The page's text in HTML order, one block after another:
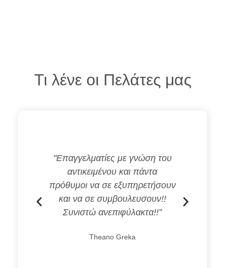
Τι λένε οι Πελάτες μας
με γνώση του
εξυπηρετήσουν
“Αξιοπιστία, εξυπηρέτηση,
έγκαιρη και έγκυρη ενημέρωση,
χαμηλές τιμές, και πάντα με
χαμόγελο η καλή μας Δήμητρα!!
Την συστήνω ανεπιφύλακτα!”